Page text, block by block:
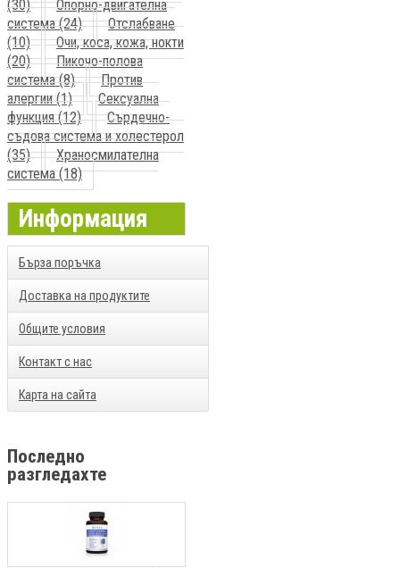
(30)
Опорно-двигателна
система (24)
Отслабване
(10)
Очи, коса, кожа, нокти
(20)
Пикочо-полова
система (8)
Против
алергии (1)
Сексуална
функция (12)
Сърдечно-
съдова система и холестерол
(35)
Храносмилателна
система (18)
Информация
Бърза поръчка
Доставка на продуктите
Общите условия
Контакт с нас
Карта на сайта
Последно
разгледахте